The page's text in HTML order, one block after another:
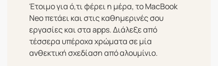
Έτοιμο για ό,τι φέρει η μέρα, το MacBook
Neo πετάει και στις καθημερινές σου
εργασίες και στα apps. Διάλεξε από
τέσσερα υπέροχα χρώματα σε μία
ανθεκτική σχεδίαση από αλουμίνιο.